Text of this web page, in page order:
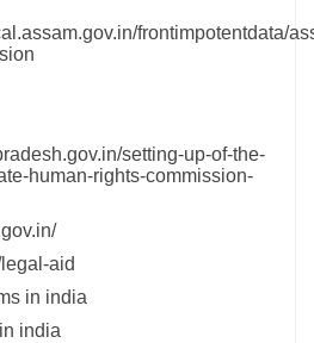
frontimpotentdata/
setting-up-of-the-
human-rights-commission-
aid
in india
india